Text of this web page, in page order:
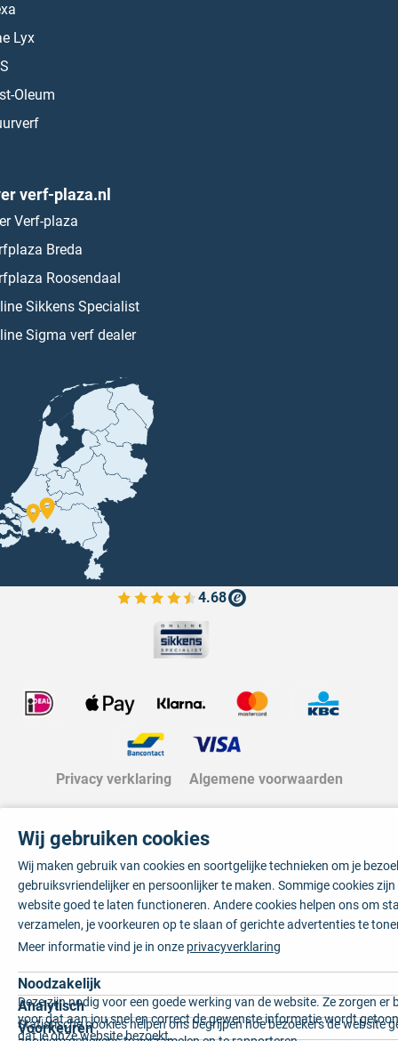
Lyx
Oleum
verf-plaza.nl
Verf-plaza
Breda
Roosendaal
Sikkens Specialist
Sigma verf dealer
4.68
Bekijk de verfplaza beoordelingen
Privacy verklaring Algemene voorwaarden
Wij gebruiken cookies
Wij maken gebruik van cookies en soortgelijke technieken om je
gebruiksvriendelijker en persoonlijker te maken. Sommige cookies
website goed te laten functioneren. Andere cookies helpen ons om
verzamelen, je voorkeuren op te slaan of gerichte advertenties te
Meer informatie vind je in onze privacyverklaring
Noodzakelijk
Deze zijn nodig voor een goede werking van de website. Ze zorgen er
voor dat aan jou snel en correct de gewenste informatie wordt
dat je onze website bezoekt.
Analytisch
Statistische cookies helpen ons begrijpen hoe bezoekers de website
Voorkeuren